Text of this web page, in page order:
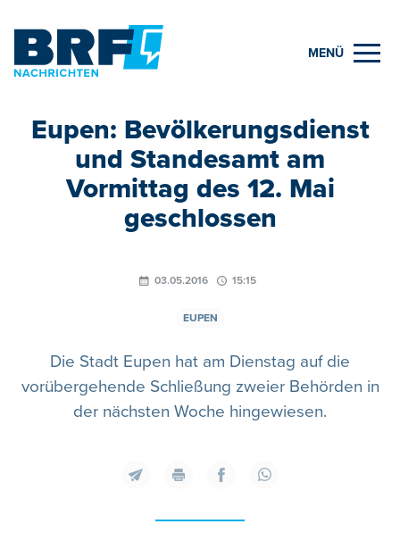
MENÜ
Eupen: Bevölkerungsdienst
und Standesamt am
Vormittag des 12. Mai
geschlossen
03.05.2016 15:15
EUPEN
Die Stadt Eupen hat am Dienstag auf die
vorübergehende Schließung zweier Behörden in
der nächsten Woche hingewiesen.